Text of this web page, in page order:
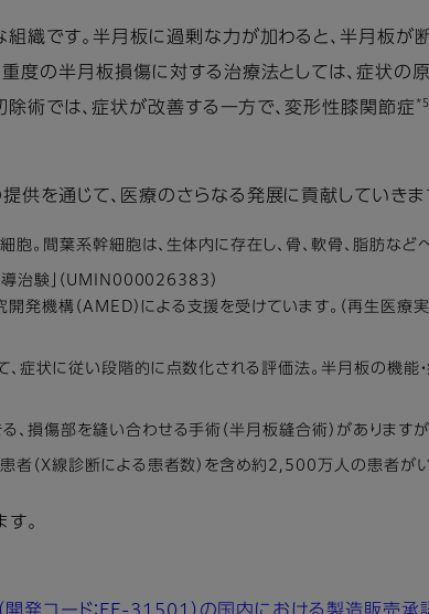
織です。半月板に過剰な力が加わると、半月板が
度の半月板損傷に対する治療法としては、症状
除術では、症状が改善する一方で、変形性膝関節症 *5
を通じて、医療のさらなる発展に貢献していきま
。間葉系幹細胞は、生体内に存在し、骨、軟骨、脂肪など
治験」（UMIN000026383）
発機構（AMED）による支援を受けています。（再生医
症状に従い段階的に点数化される評価法。半月板の機能
損傷部を縫い合わせる手術（半月板縫合術）があります
（X線診断による患者数）を含め約2,500万人の患者がい
。